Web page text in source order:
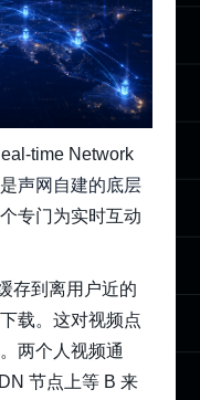
time Network
声网自建的底层
专门为实时互动
存到离用户近的
载。这对视频点
两个人视频通
节点上等 B 来